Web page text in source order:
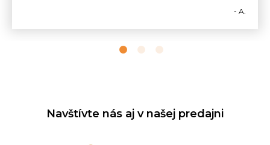
- A.
Navštívte nás aj v našej predajni